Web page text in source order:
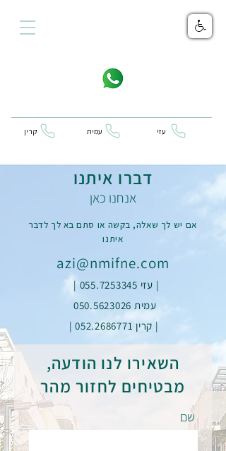
עמית קרין עזי
דברו איתנו
אנחנו כאן
אם יש לך שאלה, בקשה או סתם בא לך לדבר
איתנו
azi@nmifne.com
| עזי 055.7253345
|
עמית 050.5623026
| קרין 052.2686771 |
השאירו לנו הודעה,
מבטיחים לחזור מהר
שם